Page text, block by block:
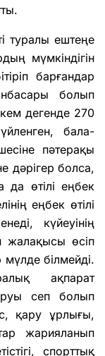
туралы ештеңе
мүмкіндігін
барғандар
болып
дегенде 270
бала-
пәтерақы
дәрігер болса,
да өтілі еңбек
еңбек өтілі
күйеуінің
жалақысы өсіп
білмейді.
ақпарат
сеп болып
қару ұрлығы,
жарияланып
спорттық